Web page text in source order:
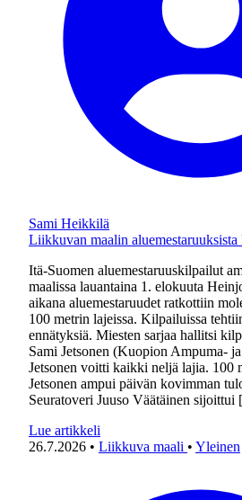
Sami Heikkilä
Liikkuvan maalin
Itä-Suomen aluemestaruuskilpailut
maalissa lauantaina 1. elokuuta
aikana aluemestaruudet ratkottiin
100 metrin lajeissa. Kilpailuissa
ennätyksiä. Miesten sarjaa hallitsi
Sami Jetsonen (Kuopion Ampuma-
Jetsonen voitti kaikki neljä lajia. 100
Jetsonen ampui päivän kovimman
Seuratoveri Juuso Väätäinen
Lue artikkeli
26.7.2026 • Liikkuva maali • Yleinen